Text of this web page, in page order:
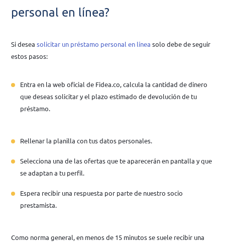
personal en línea?
Si deseasolicitar un préstamo personal en línea solo debe de seguir
estos pasos:
Entra en la web oficial de Fidea.co, calcula la cantidad de dinero
que deseas solicitar y el plazo estimado de devolución de tu
préstamo.
Rellenar la planilla con tus datos personales.
Selecciona una de las ofertas que te aparecerán en pantalla y que
se adaptan a tu perfil.
Espera recibir una respuesta por parte de nuestro socio
prestamista.
Como norma general, en menos de 15 minutos se suele recibir una